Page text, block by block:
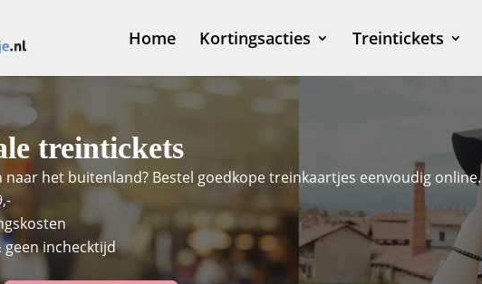
Home Kortingsacties Treintickets
treintickets
het buitenland? Bestel goedkope treinkaartjes eenvoudig online.
inchecktijd